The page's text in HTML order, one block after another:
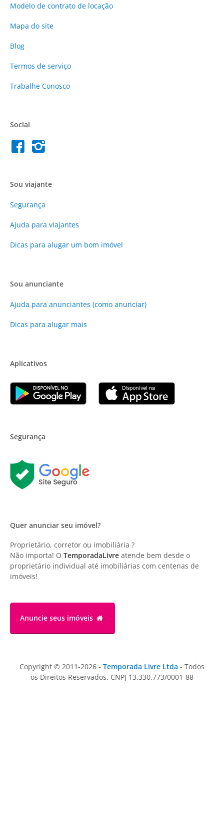
Modelo de contrato de locação
Mapa do site
Blog
Termos de serviço
Trabalhe Conosco
Social
Sou viajante
Segurança
Ajuda para viajantes
Dicas para alugar um bom imóvel
Sou anunciante
Ajuda para anunciantes (como anunciar)
Dicas para alugar mais
Aplicativos
Segurança
Quer anunciar seu imóvel?
Proprietário, corretor ou imobiliária ?
Não importa! O TemporadaLivre atende bem desde o
proprietário individual até imobiliárias com centenas de
imóveis!
Anuncie seus imóveis
Copyright © 2011-2026 - Temporada Livre Ltda - Todos
os Direitos Reservados. CNPJ 13.330.773/0001-88